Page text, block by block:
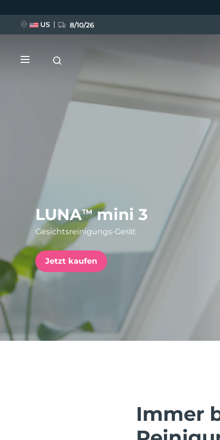
LUNATMmini 3
Gesichtsreinigungs-Gerät
Jetzt kaufen
Immer
US 8/10/26
issa™ Teeth Whitening Set
BELIEBT